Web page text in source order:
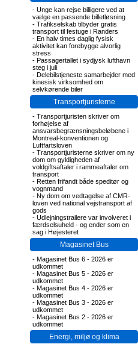
- Unge kan rejse billigere ved at
vælge en passende billetløsning
- Trafikselskab tilbyder gratis
transport til festuge i Randers
- En halv times daglig fysisk
aktivitet kan forebygge alvorlig
stress
- Passagertallet i sydjysk lufthavn
steg i juli
- Delebilstjeneste samarbejder med
kinesisk virksomhed om
selvkørende biler
Transportjuristerne
- Transportjuristen skriver om
forhøjelse af
ansvarsbegrænsningsbeløbene i
Montreal-konventionen og
Luftfartsloven
- Transportjuristerne skriver om ny
dom om gyldigheden af
voldgiftsaftaler i rammeaftaler om
transport
- Retten frifandt både speditør og
vognmand
- Ny dom om vedtagelse af CMR-
loven ved national vejstransport af
gods
- Udlejningstrailere var involveret i
færdselsuheld - og ender som en
sag i Højesteret
Magasinet Bus
- Magasinet Bus 6 - 2026 er
udkommet
- Magasinet Bus 5 - 2026 er
udkommet
- Magasinet Bus 4 - 2026 er
udkommet
- Magasinet Bus 3 - 2026 er
udkommet
- Magasinet Bus 2 - 2026 er
udkommet
Energi, miljø og klima